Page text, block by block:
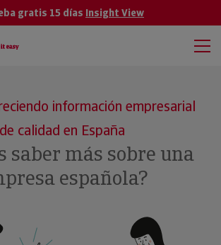
gratis 15 días Insight View
información empresarial
de calidad en España
saber más sobre una
española?